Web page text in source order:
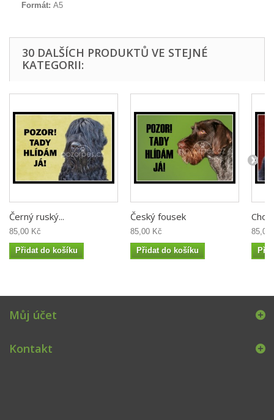
Formát: A5
30 DALŠÍCH PRODUKTŮ VE STEJNÉ
KATEGORII:
Černý ruský...
85,00 Kč
Přidat do košíku
Český fousek
85,00 Kč
Přidat do košíku
85,00
Můj účet
Kontakt